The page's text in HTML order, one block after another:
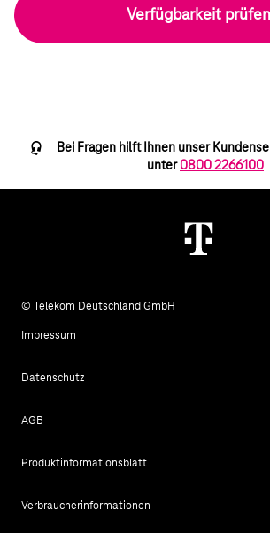
Verfügbarkeit prüfen
Bei Fragen hilft Ihnen unser
unter0800 2266100
© Telekom Deutschland GmbH
Impressum
Datenschutz
AGB
Produktinformationsblatt
Verbraucherinformationen